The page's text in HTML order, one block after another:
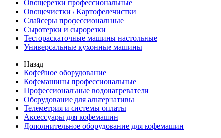
Овощерезки профессиональные
Овощечистки / Картофелечистки
Слайсеры профессиональные
Сыротерки и сырорезки
Тестораскаточные машины настольные
Универсальные кухонные машины
Назад
Кофейное оборудование
Кофемашины профессиональные
Профессиональные водонагреватели
Оборудование для альтернативы
Телеметрия и системы оплаты
Аксессуары для кофемашин
Дополнительное оборудование для кофемашин